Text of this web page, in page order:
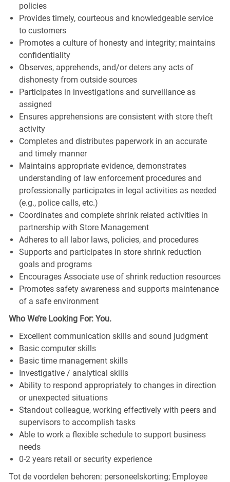
policies
Provides timely, courteous and knowledgeable service
to customers
Promotes a culture of honesty and integrity; maintains
confidentiality
Observes, apprehends, and/or deters any acts of
dishonesty from outside sources
Participates in investigations and surveillance as
assigned
Ensures apprehensions are consistent with store theft
activity
Completes and distributes paperwork in an accurate
and timely manner
Maintains appropriate evidence, demonstrates
understanding of law enforcement procedures and
professionally participates in legal activities as needed
(e.g., police calls, etc.)
Coordinates and complete shrink related activities in
partnership with Store Management
Adheres to all labor laws, policies, and procedures
Supports and participates in store shrink reduction
goals and programs
Encourages Associate use of shrink reduction resources
Promotes safety awareness and supports maintenance
of a safe environment
Who We’re Looking For: You.
Excellent communication skills and sound judgment
Basic computer skills
Basic time management skills
Investigative / analytical skills
Ability to respond appropriately to changes in direction
or unexpected situations
Standout colleague, working effectively with peers and
supervisors to accomplish tasks
Able to work a flexible schedule to support business
needs
0-2 years retail or security experience
Tot de voordelen behoren: personeelskorting; Employee